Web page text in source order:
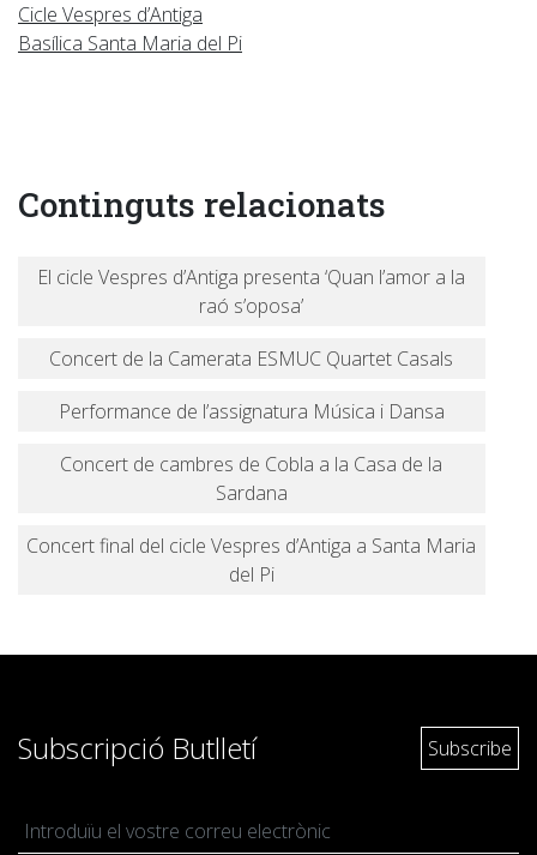
Cicle Vespres d’Antiga
Basílica Santa Maria del Pi
Continguts relacionats
El cicle Vespres d’Antiga presenta ‘Quan l’amor a la
raó s’oposa’
Concert de la Camerata ESMUC Quartet Casals
Performance de l’assignatura Música i Dansa
Concert de cambres de Cobla a la Casa de la
Sardana
Concert final del cicle Vespres d’Antiga a Santa Maria
del Pi
Subscripció Butlletí